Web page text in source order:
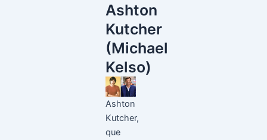
Ashton
Kutcher
(Michael
Kelso)
Ashton
Kutcher,
que